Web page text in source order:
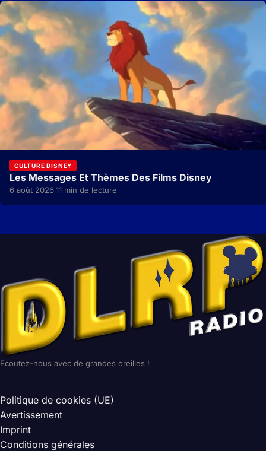
CULTURE DISNEY
Les Messages Et Thèmes Des Films Disney
6 août 2026·11 min de lecture
Ecoutez-nous avec de grandes oreilles !
Politique de cookies (UE)
Avertissement
Imprint
Conditions générales